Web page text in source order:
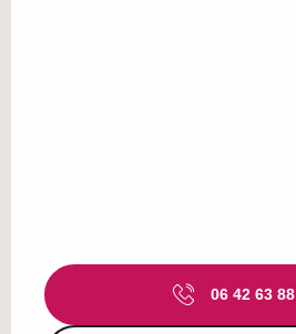
06 42 63 88